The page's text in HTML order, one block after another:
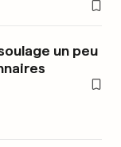
un peu